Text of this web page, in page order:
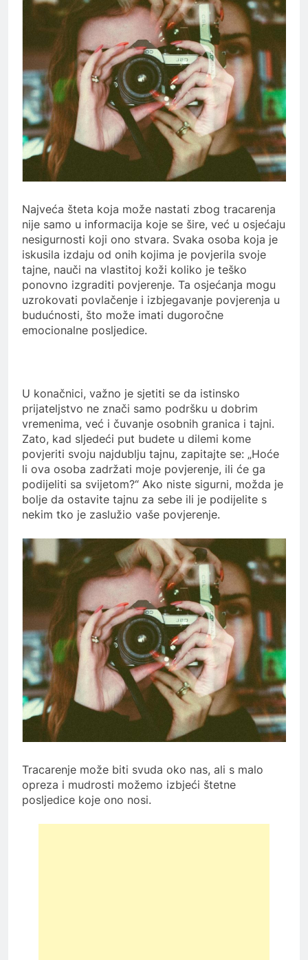
Najveća šteta koja može nastati zbog tracarenja
nije samo u informacija koje se šire, već u osjećaju
nesigurnosti koji ono stvara. Svaka osoba koja je
iskusila izdaju od onih kojima je povjerila svoje
tajne, nauči na vlastitoj koži koliko je teško
ponovno izgraditi povjerenje. Ta osjećanja mogu
uzrokovati povlačenje i izbjegavanje povjerenja u
budućnosti, što može imati dugoročne
emocionalne posljedice.
U konačnici, važno je sjetiti se da istinsko
prijateljstvo ne znači samo podršku u dobrim
vremenima, već i čuvanje osobnih granica i tajni.
Zato, kad sljedeći put budete u dilemi kome
povjeriti svoju najdublju tajnu, zapitajte se: „Hoće
li ova osoba zadržati moje povjerenje, ili će ga
podijeliti sa svijetom?“ Ako niste sigurni, možda je
bolje da ostavite tajnu za sebe ili je podijelite s
nekim tko je zaslužio vaše povjerenje.
Tracarenje može biti svuda oko nas, ali s malo
opreza i mudrosti možemo izbjeći štetne
posljedice koje ono nosi.